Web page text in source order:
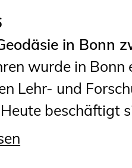
anerkannte
bestellte und
Sachverständige
in Bonn
wurde in
Lehr- und
beschäftigt